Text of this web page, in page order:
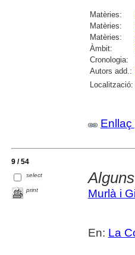
Matèries:
Matèries:
Matèries:
Àmbit:
Cronologia:
Autors add.:
Localització:
Enllaç
9 / 54
select
print Murlà i
En: La